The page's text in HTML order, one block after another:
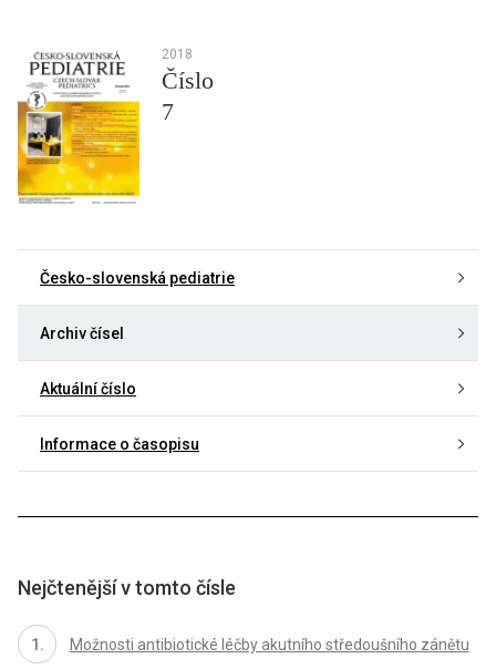
2018
Číslo
7
Česko-slovenská pediatrie
Archiv čísel
Aktuální číslo
Informace o časopisu
Nejčtenější v tomto čísle
Možnosti antibiotické léčby akutního středoušního zánětu